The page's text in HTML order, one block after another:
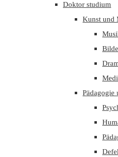
Doktor studium
Kunst und
Pädagogie